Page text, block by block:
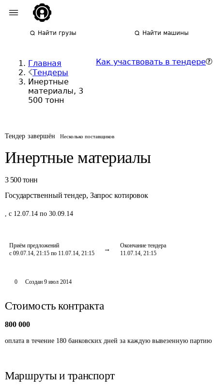
Найти грузы Найти машины
Главная
Тендеры
Инертные
материалы, 3
500 тонн
Как участвовать в тендере
Тендер завершён Несколько поставщиков
Инертные материалы
3 500 тонн
Государственный тендер, Запрос котировок
, с 12.07.14 по 30.09.14
Приём предложений
с 09.07.14, 21:15 по 11.07.14, 21:15
Окончание тендера
11.07.14, 21:15
0 Создан 9 июл 2014
Стоимость контракта
800 000
оплата в течение 180 банковских дней за каждую вывезенную партию
Маршруты и транспорт